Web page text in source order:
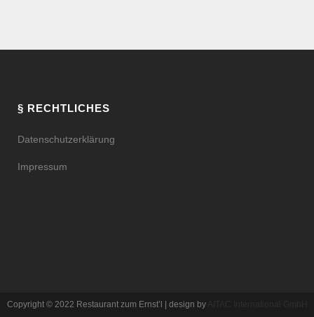
§ RECHTLICHES
Datenschutzerklärung
Impressum
Copyright © 2022 Restaurant zum Ernst’l | design by